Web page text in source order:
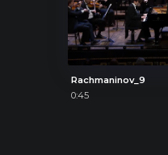
Rachmaninov_9
0:45